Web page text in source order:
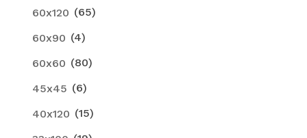
60x120 (65)
60x90 (4)
60x60 (80)
45x45 (6)
40x120 (15)